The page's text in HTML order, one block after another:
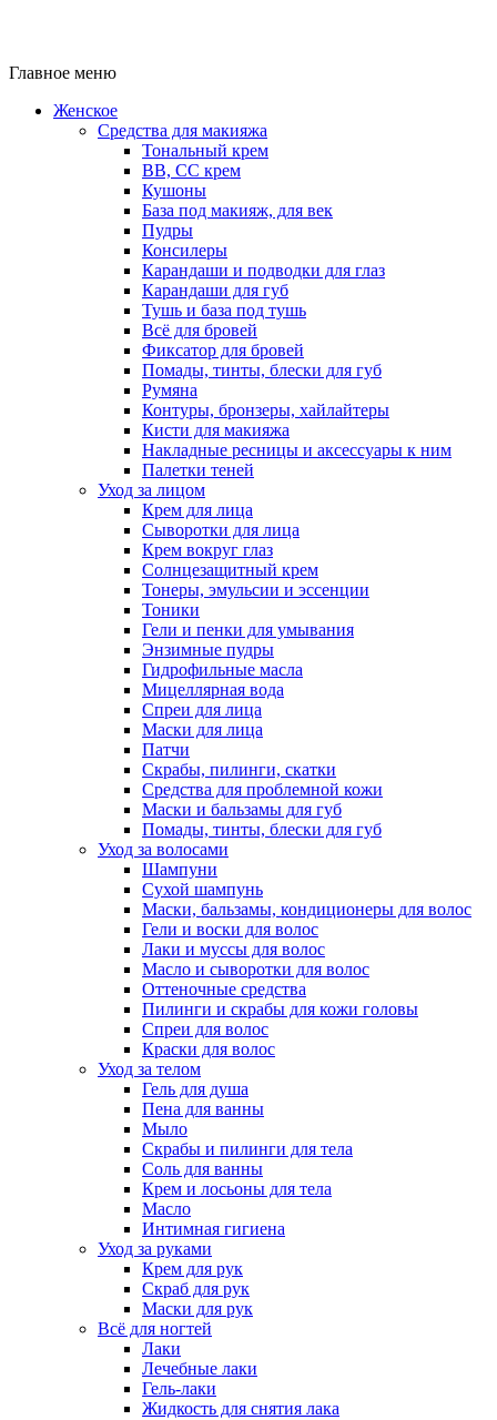
Главное меню
Женское
Средства для макияжа
Тональный крем
BB, CC крем
Кушоны
База под макияж, для век
Пудры
Консилеры
Карандаши и подводки для глаз
Карандаши для губ
Тушь и база под тушь
Всё для бровей
Фиксатор для бровей
Помады, тинты, блески для губ
Румяна
Контуры, бронзеры, хайлайтеры
Кисти для макияжа
Накладные ресницы и аксессуары к ним
Палетки теней
Уход за лицом
Крем для лица
Сыворотки для лица
Крем вокруг глаз
Солнцезащитный крем
Тонеры, эмульсии и эссенции
Тоники
Гели и пенки для умывания
Энзимные пудры
Гидрофильные масла
Мицеллярная вода
Спреи для лица
Маски для лица
Патчи
Скрабы, пилинги, скатки
Средства для проблемной кожи
Маски и бальзамы для губ
Помады, тинты, блески для губ
Уход за волосами
Шампуни
Сухой шампунь
Маски, бальзамы, кондиционеры для волос
Гели и воски для волос
Лаки и муссы для волос
Масло и сыворотки для волос
Оттеночные средства
Пилинги и скрабы для кожи головы
Спреи для волос
Краски для волос
Уход за телом
Гель для душа
Пена для ванны
Мыло
Скрабы и пилинги для тела
Соль для ванны
Крем и лосьоны для тела
Масло
Интимная гигиена
Уход за руками
Крем для рук
Скраб для рук
Маски для рук
Всё для ногтей
Лаки
Лечебные лаки
Гель-лаки
Жидкость для снятия лака